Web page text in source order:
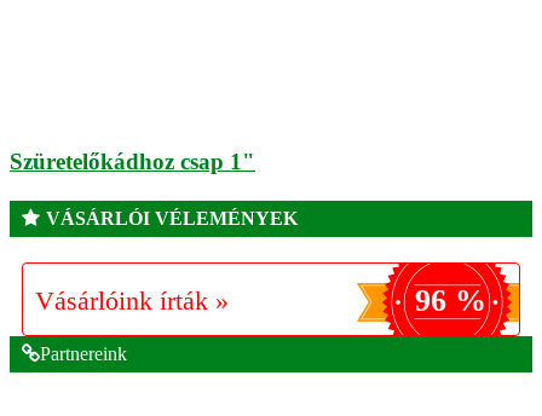
Szüretelőkádhoz csap 1"
VÁSÁRLÓI VÉLEMÉNYEK
Vásárlóink írták » 96 %
Partnereink